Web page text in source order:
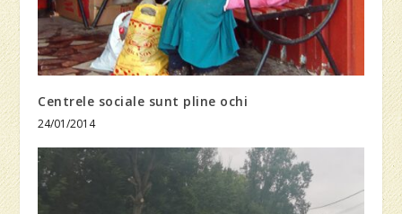
Centrele sociale sunt pline ochi
24/01/2014